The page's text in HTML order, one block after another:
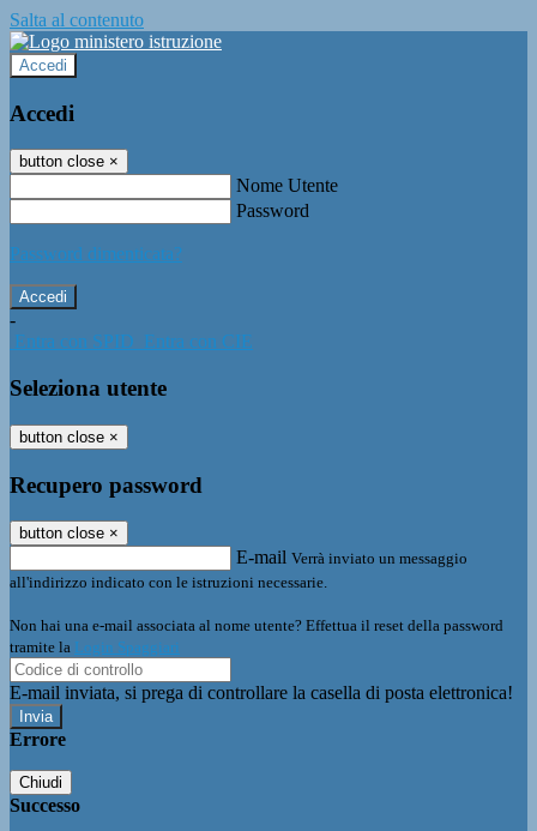
Salta al contenuto
Accedi
Accedi
button close ×
Nome Utente
Password
Password dimenticata?
-
Entra con SPID Entra con CIE
Seleziona utente
button close ×
Recupero password
button close ×
E-mail Verrà inviato un messaggio
all'indirizzo indicato con le istruzioni necessarie.
Non hai una e-mail associata al nome utente? Effettua il reset della password
tramite la Login Spaggiari
E-mail inviata, si prega di controllare la casella di posta elettronica!
Errore
Chiudi
Successo